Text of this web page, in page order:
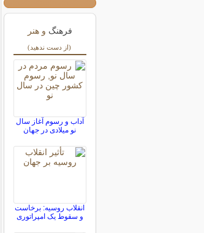
فرهنگ و هنر
(از دست ندهید)
آداب و رسوم آغاز سال
نو میلادی در جهان
انقلاب روسیه: برخاست
و سقوط یک امپراتوری